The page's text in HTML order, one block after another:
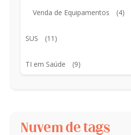
Venda de Equipamentos (4)
SUS (11)
TI em Saúde (9)
Nuvem de tags